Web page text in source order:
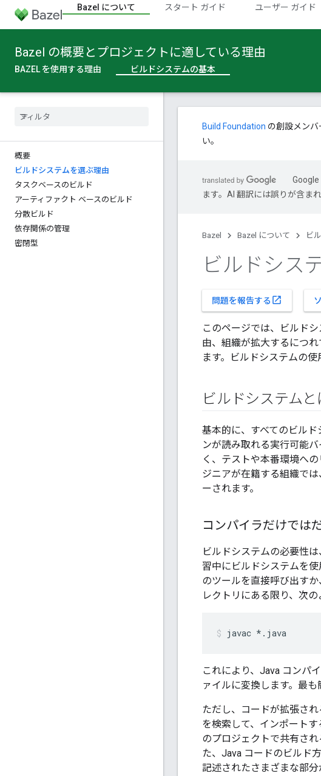
Bazel について スタート ガイド ユーザー ガイド
Bazel の概要とプロジェクトに適している理由
BAZEL を使用する理由 ビルドシステムの基本
概要
ビルドシステムを選ぶ理由
タスクベースのビルド
アーティファクト ベースのビルド
分散ビルド
依存関係の管理
密閉型
Build Foundation の創設メンバ
い。
ます。AI 翻訳には誤りが含ま
Bazel Bazel について ビ
ビルドシス
問題を報告する open_in_new
このページでは、ビルド
由、組織が拡大するにつ
ます。ビルドシステムの
ビルドシステムと
基本的に、すべてのビル
ンが読み取れる実行可能
く、テストや本番環境へ
ジニアが在籍する組織で
ーされます。
コンパイラだけでは
ビルドシステムの必要性
習中にビルドシステムを
のツールを直接呼び出す
レクトリにある限り、次
javac *.java
これにより、Java コンパ
ァイルに変換します。最も
ただし、コードが拡張され
を検索して、インポート
のプロジェクトで共有さ
た、Java コードのビルド
記述されたさまざまな部